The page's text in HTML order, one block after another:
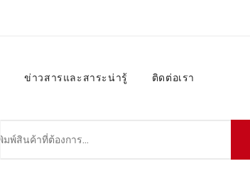
ข่าวสารและสาระน่ารู้ ติดต่อเรา